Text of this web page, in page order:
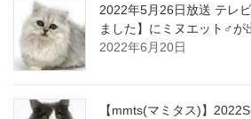
2022年5月26日放送 テレ
ました】にミヌエット♂が
2022年6月20日
【mmts(マミタス)】